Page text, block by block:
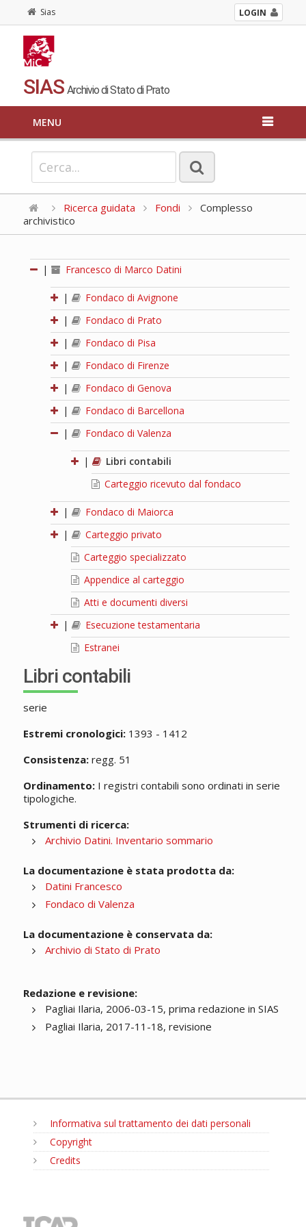
Sias LOGIN
SIAS Archivio di Stato di Prato
MENU
Ricerca guidata Fondi
Complesso
archivistico
| Francesco di Marco Datini
|
Fondaco di Avignone
|
Fondaco di Prato
|
Fondaco di Pisa
|
Fondaco di Firenze
|
Fondaco di Genova
|
Fondaco di Barcellona
|
Fondaco di Valenza
|
Libri contabili
Carteggio ricevuto dal fondaco
|
Fondaco di Maiorca
|
Carteggio privato
Carteggio specializzato
Appendice al carteggio
Atti e documenti diversi
|
Esecuzione testamentaria
Estranei
Libri contabili
serie
Estremi cronologici:1393 - 1412
Consistenza:regg. 51
Ordinamento:I registri contabili sono ordinati in serie
tipologiche.
Strumenti di ricerca:
Archivio Datini. Inventario sommario
La documentazione è stata prodotta da:
Datini Francesco
Fondaco di Valenza
La documentazione è conservata da:
Archivio di Stato di Prato
Redazione e revisione:
Pagliai Ilaria, 2006-03-15, prima redazione in SIAS
Pagliai Ilaria, 2017-11-18, revisione
Informativa sul trattamento dei dati personali
Copyright
Credits